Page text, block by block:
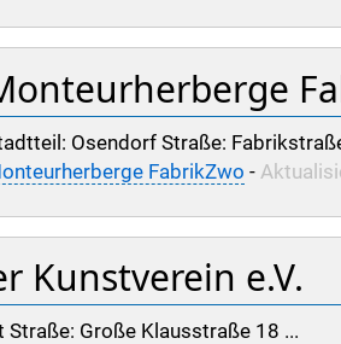
Osendorf Straße:
FabrikZwo -
Kunstverein e.V.
Große Klausstraße 18 ...